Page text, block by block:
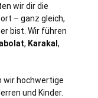
wir dir die
– ganz gleich,
bist. Wir führen
, Karakal ,
wir hochwertige
und Kinder.